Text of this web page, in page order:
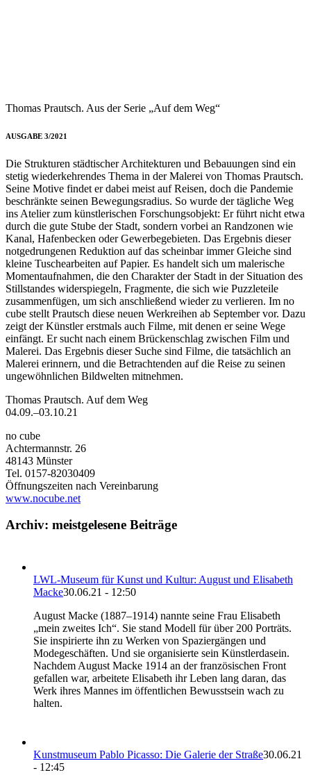
Thomas Prautsch. Aus der Serie „Auf dem Weg“
AUSGABE 3/2021
Die Strukturen städtischer Architekturen und Bebauungen sind ein
stetig wiederkehrendes Thema in der Malerei von Thomas Prautsch.
Seine Motive findet er dabei meist auf Reisen, doch die Pandemie
beschränkte seinen Bewegungsradius. So wurde der tägliche Weg
ins Atelier zum künstlerischen Forschungsobjekt: Er führt nicht etwa
durch die gute Stube der Stadt, sondern vorbei an Randzonen wie
Kanal, Hafenbecken oder Gewerbegebieten. Das Ergebnis dieser
notgedrungenen Reduktion auf das scheinbar immer Gleiche sind
kleine Tuschearbeiten auf Papier. Es handelt sich um malerische
Momentaufnahmen, die den Charakter der Stadt in der Situation des
Stillstandes widerspiegeln, Fragmente, die sich wie Puzzleteile
zusammenfügen, um sich anschließend wieder zu verlieren. Im no
cube stellt Prautsch diese neuen Werkreihen ab September vor. Dazu
zeigt der Künstler erstmals auch Filme, mit denen er seine Wege
einfängt. Er sucht nach einem Brückenschlag zwischen Film und
Malerei. Das Ergebnis dieser Suche sind Filme, die tatsächlich an
Malerei erinnern, und die Betrachtenden auf die Reise zu seinen
ungewöhnlichen Bildwelten mitnehmen.
Thomas Prautsch. Auf dem Weg
04.09.–03.10.21
no cube
Achtermannstr. 26
48143 Münster
Tel. 0157-82030409
Öffnungszeiten nach Vereinbarung
www.nocube.net
Archiv: meistgelesene Beiträge
LWL-Museum für Kunst und Kultur: August und Elisabeth
Macke30.06.21 - 12:50
August Macke (1887–1914) nannte seine Frau Elisabeth
„mein zweites Ich“. Sie stand Modell für über 200 Porträts.
Sie inspirierte ihn zu Werken von Spaziergängen und
Modegeschäften. Und sie organisierte sein Künstlerdasein.
Nachdem August Macke 1914 an der französischen Front
gefallen war, arbeitete Elisabeth ihr Leben lang daran, das
Werk ihres Mannes im öffentlichen Bewusstsein wach zu
halten.
Kunstmuseum Pablo Picasso: Die Galerie der Straße30.06.21
- 12:45